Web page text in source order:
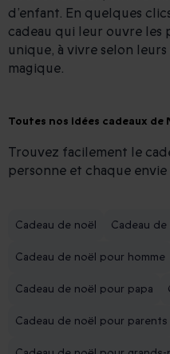
d’enfant. En quelques
cadeau qui leur ouvre les
unique, à vivre selon
magique.
Toutes nos idées cadeaux de
Trouvez facilement le
personne et chaque envie
Cadeau de noël Cadeau
Cadeau de noël pour homme
Cadeau de noël pour papa
Cadeau de noël pour parents